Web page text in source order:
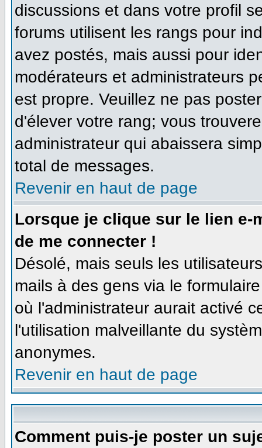
discussions et dans votre profil
forums utilisent les rangs pour
avez postés, mais aussi pour
modérateurs et administrateurs
est propre. Veuillez ne pas
d'élever votre rang; vous
administrateur qui abaissera
total de messages.
Revenir en haut de page
Lorsque je clique sur le lien e-
de me connecter !
Désolé, mais seuls les
mails à des gens via le
où l'administrateur aurait activé
l'utilisation malveillante du
anonymes.
Revenir en haut de page
Comment puis-je poster un